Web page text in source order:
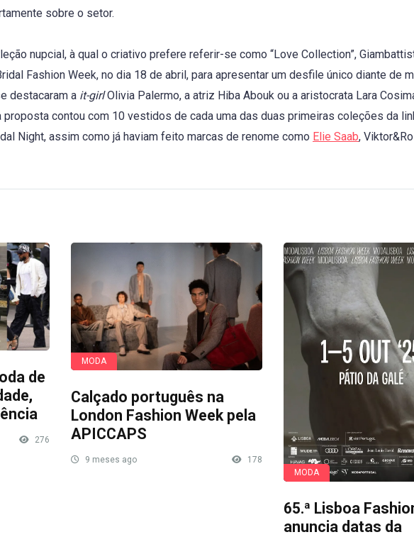
sobre o setor.
nupcial, à qual o criativo prefere referir-se como “Love Collection”,
Fashion Week, no dia 18 de abril, para apresentar um desfile único diante de
destacaram a it-girlOlivia Palermo, a atriz Hiba Abouk ou a aristocrata Lara
contou com 10 vestidos de cada uma das duas primeiras coleções da
Night, assim como já haviam feito marcas de renome como Elie Saab,
de
276
MODA
Calçado português na
London Fashion Week pela
APICCAPS
9 meses ago
178
MODA
65.ª Lisboa
anuncia datas da